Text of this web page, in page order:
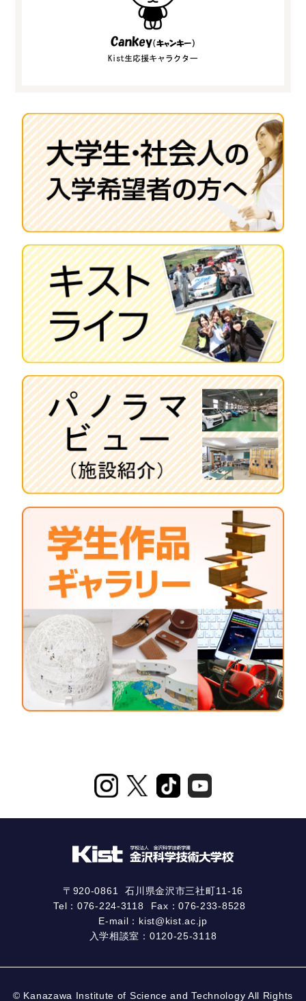
〒920-0861
石川県金沢市三社町11-16
Tel：076-224-3118
Fax：076-233-8528
E-mail： kist@kist.ac.jp
入学相談室： 0120-25-3118
© Kanazawa Institute of Science and Technology All Rights